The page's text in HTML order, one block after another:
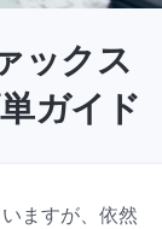
ックス
ガイド
ますが、依然